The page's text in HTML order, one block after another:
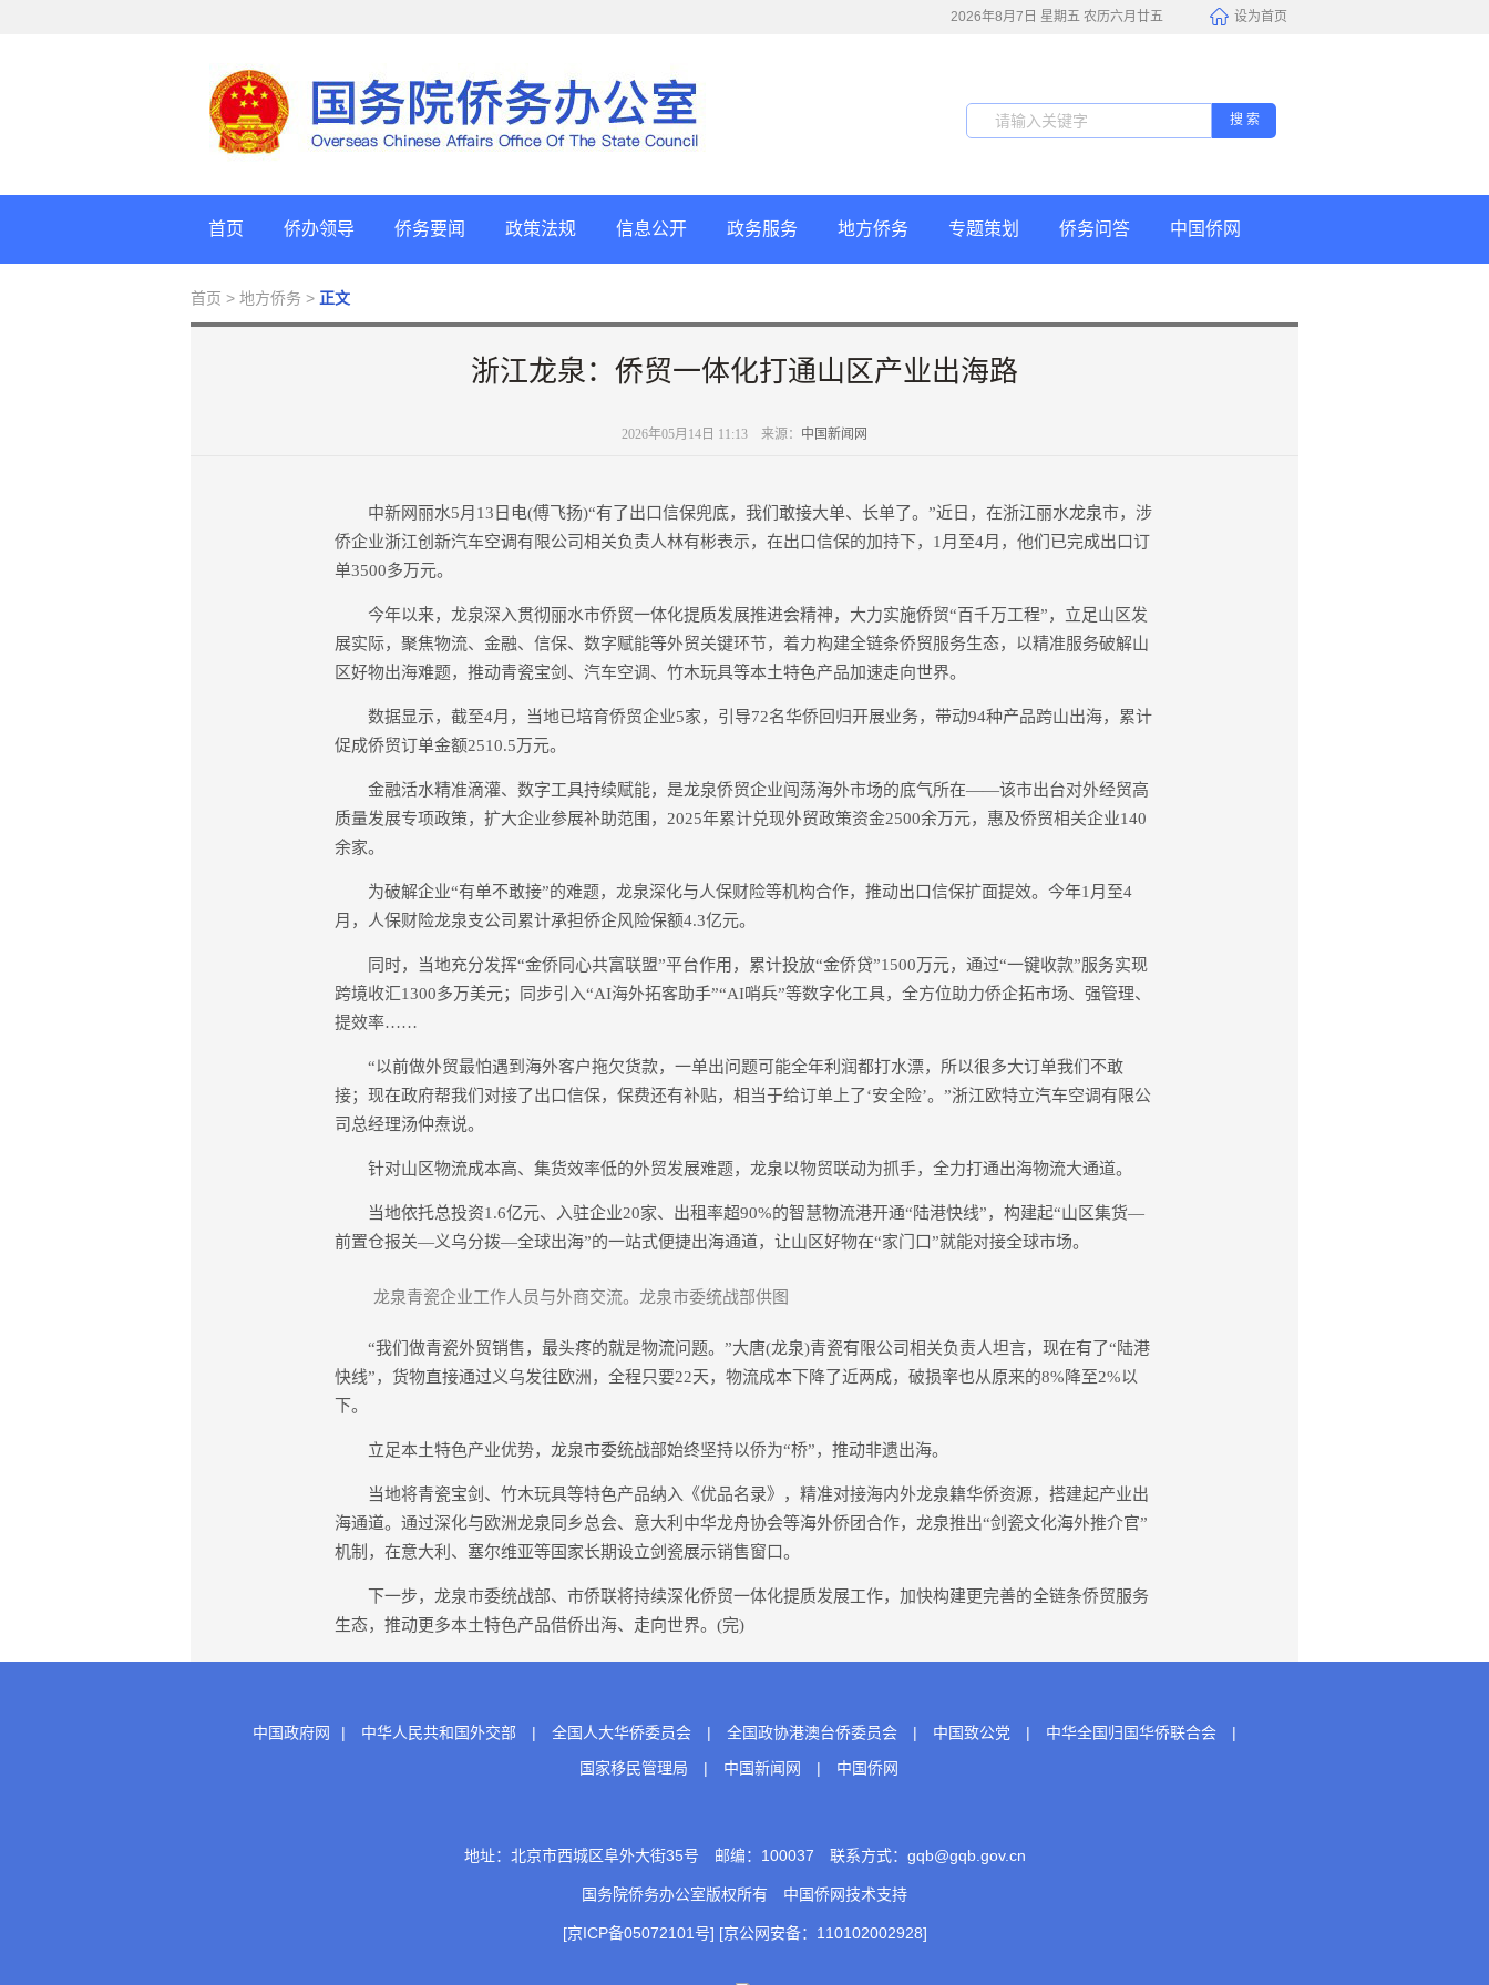
设为首页
2026年8月7日 星期五 农历六月廿五
搜 索
首页 侨办领导 侨务要闻 政策法规 信息公开 政务服务 地方侨务 专题策划 侨务问答 中国侨网
首页 > 地方侨务 > 正文
浙江龙泉：侨贸一体化打通山区产业出海路
2026年05月14日 11:13 来源： 中国新闻网
中新网丽水5月13日电(傅飞扬)“有了出口信保兜底，我们敢接大单、长单了。”近日，在浙江丽水龙泉市，涉
侨企业浙江创新汽车空调有限公司相关负责人林有彬表示，在出口信保的加持下，1月至4月，他们已完成出口订
单3500多万元。
今年以来，龙泉深入贯彻丽水市侨贸一体化提质发展推进会精神，大力实施侨贸“百千万工程”，立足山区发
展实际，聚焦物流、金融、信保、数字赋能等外贸关键环节，着力构建全链条侨贸服务生态，以精准服务破解山
区好物出海难题，推动青瓷宝剑、汽车空调、竹木玩具等本土特色产品加速走向世界。
数据显示，截至4月，当地已培育侨贸企业5家，引导72名华侨回归开展业务，带动94种产品跨山出海，累计
促成侨贸订单金额2510.5万元。
金融活水精准滴灌、数字工具持续赋能，是龙泉侨贸企业闯荡海外市场的底气所在——该市出台对外经贸高
质量发展专项政策，扩大企业参展补助范围，2025年累计兑现外贸政策资金2500余万元，惠及侨贸相关企业140
余家。
为破解企业“有单不敢接”的难题，龙泉深化与人保财险等机构合作，推动出口信保扩面提效。今年1月至4
月，人保财险龙泉支公司累计承担侨企风险保额4.3亿元。
同时，当地充分发挥“金侨同心共富联盟”平台作用，累计投放“金侨贷”1500万元，通过“一键收款”服务实现
跨境收汇1300多万美元；同步引入“AI海外拓客助手”“AI哨兵”等数字化工具，全方位助力侨企拓市场、强管理、
提效率……
“以前做外贸最怕遇到海外客户拖欠货款，一单出问题可能全年利润都打水漂，所以很多大订单我们不敢
接；现在政府帮我们对接了出口信保，保费还有补贴，相当于给订单上了‘安全险’。”浙江欧特立汽车空调有限公
司总经理汤仲焘说。
针对山区物流成本高、集货效率低的外贸发展难题，龙泉以物贸联动为抓手，全力打通出海物流大通道。
当地依托总投资1.6亿元、入驻企业20家、出租率超90%的智慧物流港开通“陆港快线”，构建起“山区集货—
前置仓报关—义乌分拨—全球出海”的一站式便捷出海通道，让山区好物在“家门口”就能对接全球市场。
龙泉青瓷企业工作人员与外商交流。龙泉市委统战部供图
“我们做青瓷外贸销售，最头疼的就是物流问题。”大唐(龙泉)青瓷有限公司相关负责人坦言，现在有了“陆港
快线”，货物直接通过义乌发往欧洲，全程只要22天，物流成本下降了近两成，破损率也从原来的8%降至2%以
下。
立足本土特色产业优势，龙泉市委统战部始终坚持以侨为“桥”，推动非遗出海。
当地将青瓷宝剑、竹木玩具等特色产品纳入《优品名录》，精准对接海内外龙泉籍华侨资源，搭建起产业出
海通道。通过深化与欧洲龙泉同乡总会、意大利中华龙舟协会等海外侨团合作，龙泉推出“剑瓷文化海外推介官”
机制，在意大利、塞尔维亚等国家长期设立剑瓷展示销售窗口。
下一步，龙泉市委统战部、市侨联将持续深化侨贸一体化提质发展工作，加快构建更完善的全链条侨贸服务
生态，推动更多本土特色产品借侨出海、走向世界。(完)
中国政府网 | 中华人民共和国外交部 | 全国人大华侨委员会 | 全国政协港澳台侨委员会 | 中国致公党 | 中华全国归国华侨联合会
|
国家移民管理局
| 中国新闻网 | 中国侨网
地址：北京市西城区阜外大街35号 邮编：100037 联系方式：gqb@gqb.gov.cn
国务院侨务办公室版权所有 中国侨网技术支持
[京ICP备05072101号] [京公网安备：110102002928]